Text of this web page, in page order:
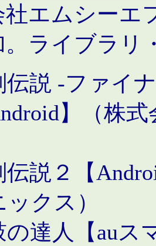
社エムシーエ
。ライブラリ
伝説 -ファイ
】（株
伝説２【
クス）
の達人【auス